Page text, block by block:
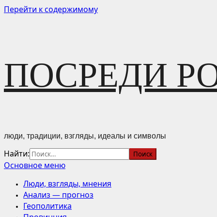
Перейти к содержимому
ПОСРЕДИ
люди, традиции, взгляды, идеалы и символы
Найти:
Основное меню
Люди, взгляды, мнения
Анализ — прогноз
Геополитика